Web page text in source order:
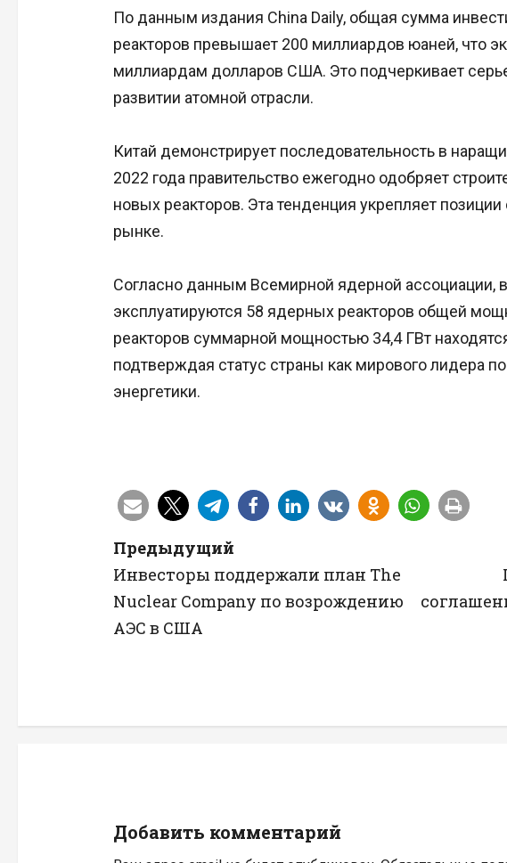
По данным издания China Daily, общая сумма
реакторов превышает 200 миллиардов юаней, что
миллиардам долларов США. Это подчеркивает
развитии атомной отрасли.
Китай демонстрирует последовательность в
2022 года правительство ежегодно одобряет
новых реакторов. Эта тенденция укрепляет
рынке.
Согласно данным Всемирной ядерной ассоциации,
эксплуатируются 58 ядерных реакторов общей
реакторов суммарной мощностью 34,4 ГВт
подтверждая статус страны как мирового лидера
энергетики.
Н
а
в
а
я
Предыдущий
Инвесторы поддержали план The
Nuclear Company по возрождению
АЭС в США
Добавить комментарий